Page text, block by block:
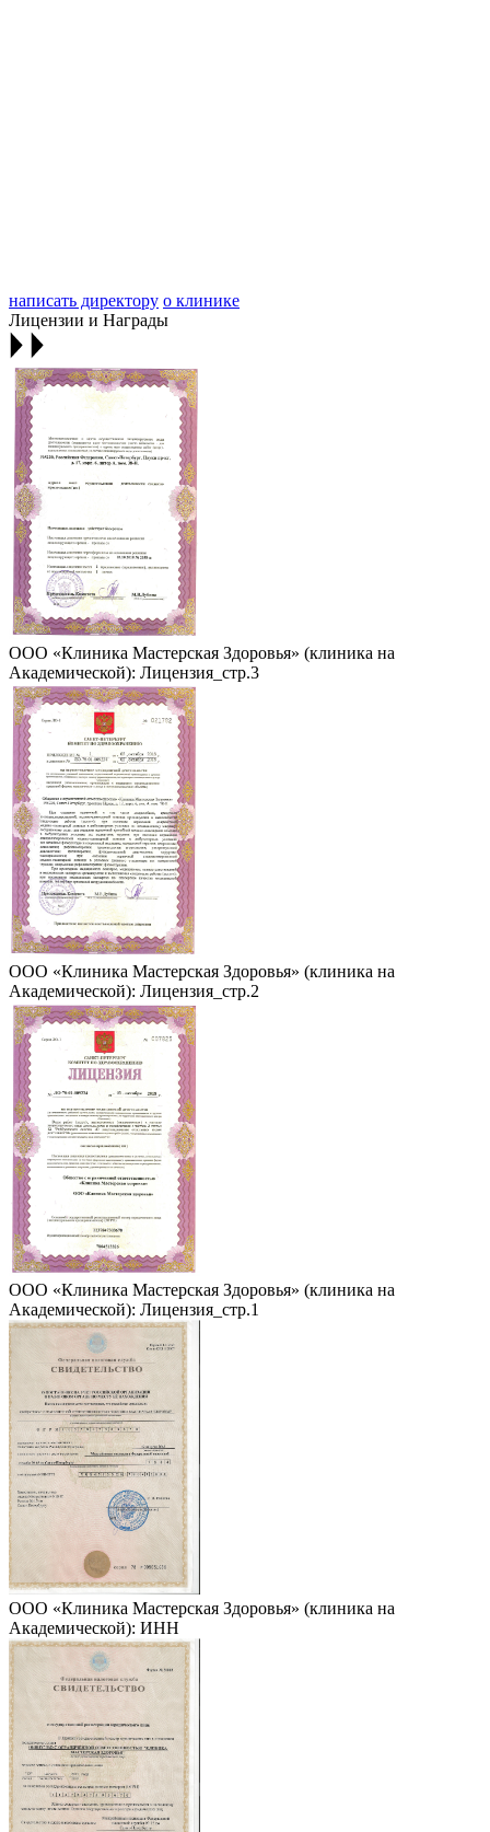
написать директору о клинике
Лицензии и Награды
ООО «Клиника Мастерская Здоровья» (клиника на
Академической): Лицензия_стр.3
ООО «Клиника Мастерская Здоровья» (клиника на
Академической): Лицензия_стр.2
ООО «Клиника Мастерская Здоровья» (клиника на
Академической): Лицензия_стр.1
ООО «Клиника Мастерская Здоровья» (клиника на
Академической): ИНН